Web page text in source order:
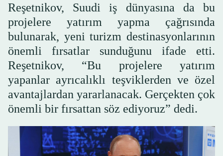
Reşetnikov, Suudi iş dünyasına da bu
projelere yatırım yapma çağrısında
bulunarak, yeni turizm destinasyonlarının
önemli fırsatlar sunduğunu ifade etti.
Reşetnikov, “Bu projelere yatırım
yapanlar ayrıcalıklı teşviklerden ve özel
avantajlardan yararlanacak. Gerçekten çok
önemli bir fırsattan söz ediyoruz” dedi.